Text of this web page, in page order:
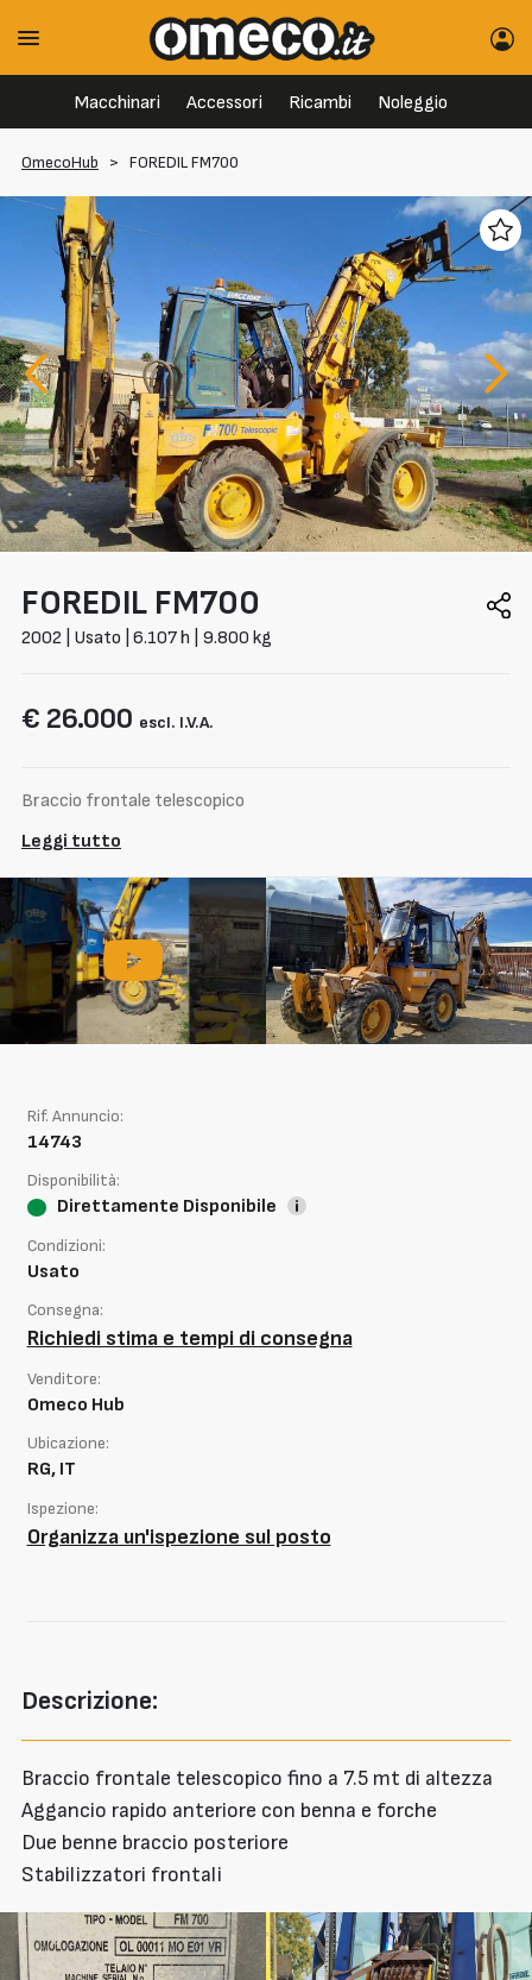
Macchinari Accessori Ricambi Noleggio
OmecoHub > FOREDIL FM700
Descrizione:
Braccio frontale telescopico fino a 7.5 mt di altezza
Aggancio rapido anteriore con benna e forche
Due benne braccio posteriore
Stabilizzatori frontali
FOREDIL FM700
2002 | Usato | 6.107 h | 9.800 kg
€ 26.000 escl. I.V.A.
Braccio frontale telescopico
Leggi tutto
Rif. Annuncio:
14743
Disponibilità:
Direttamente Disponibile
Condizioni:
Usato
Consegna:
Richiedi stima e tempi di consegna
Venditore:
Omeco Hub
Ubicazione:
RG, IT
Ispezione:
Organizza un'ispezione sul posto